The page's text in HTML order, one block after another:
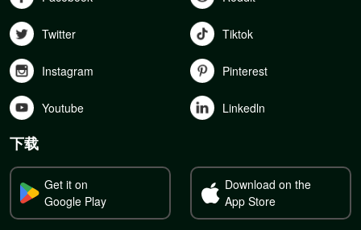
Twitter Tiktok
Instagram Pinterest
Youtube Linkedln
下载
Get it on
Google Play
Download on the
App Store